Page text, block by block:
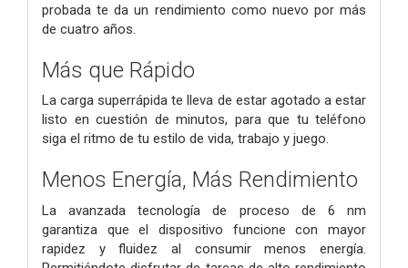
probada te da un rendimiento como nuevo por más
de cuatro años.
Más que Rápido
La carga superrápida te lleva de estar agotado a estar
listo en cuestión de minutos, para que tu teléfono
siga el ritmo de tu estilo de vida, trabajo y juego.
Menos Energía, Más Rendimiento
La avanzada tecnología de proceso de 6 nm
garantiza que el dispositivo funcione con mayor
rapidez y fluidez al consumir menos energía.